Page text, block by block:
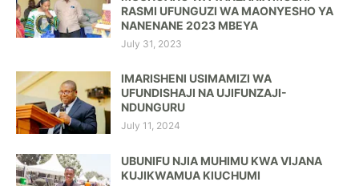
RASMI UFUNGUZI WA MAONYESHO YA
NANENANE 2023 MBEYA
July 31, 2023
IMARISHENI USIMAMIZI WA
UFUNDISHAJI NA UJIFUNZAJI-
NDUNGURU
July 11, 2024
UBUNIFU NJIA MUHIMU KWA VIJANA
KUJIKWAMUA KIUCHUMI